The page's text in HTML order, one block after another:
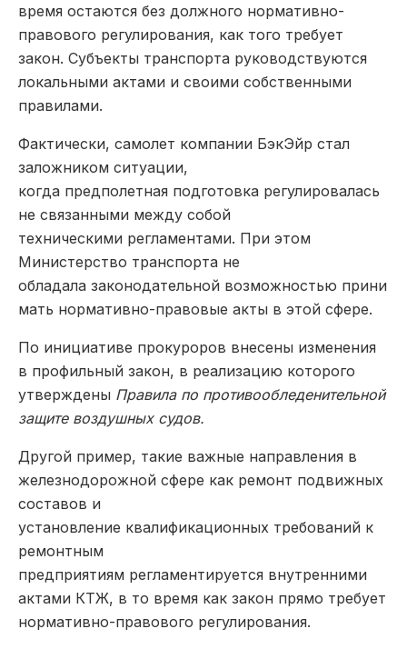
время остаются без должного нормативно-
правового регулирования, как того требует
закон. Субъекты транспорта руководствуются
локальными актами и своими собственными
правилами.
Фактически, самолет компании БэкЭйр стал
заложником ситуации,
когда предполетная подготовка регулировалась
не связанными между собой
техническими регламентами. При этом
Министерство транспорта не
обладала законодательной возможностью прини
мать нормативно-правовые акты в этой сфере.
По инициативе прокуроров внесены изменения
в профильный закон, в реализацию которого
утверждены Правила по противообледенительной
защите воздушных судов.
Другой пример, такие важные направления в
железнодорожной сфере как ремонт подвижных
составов и
установление квалификационных требований к
ремонтным
предприятиям регламентируется внутренними
актами КТЖ, в то время как закон прямо требует
нормативно-правового регулирования.